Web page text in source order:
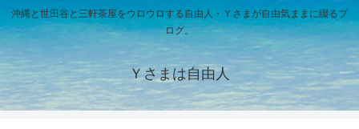
沖縄と世田谷と三軒茶屋をウロウロする自由人・Ｙさまが自由気ままに綴るブ
ログ。
Ｙさまは自由人